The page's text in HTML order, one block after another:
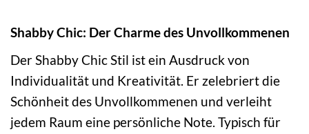
Shabby Chic: Der Charme des Unvollkommenen
Der Shabby Chic Stil ist ein Ausdruck von
Individualität und Kreativität. Er zelebriert die
Schönheit des Unvollkommenen und verleiht
jedem Raum eine persönliche Note. Typisch für